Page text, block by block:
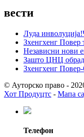
вести
Луда
Зхенгхенг Повер
Независни нови
Зашто ЦНЦ
Зхенгхенг
© Ауторско право -
Хот Продуцтс - Мапа
Телефон